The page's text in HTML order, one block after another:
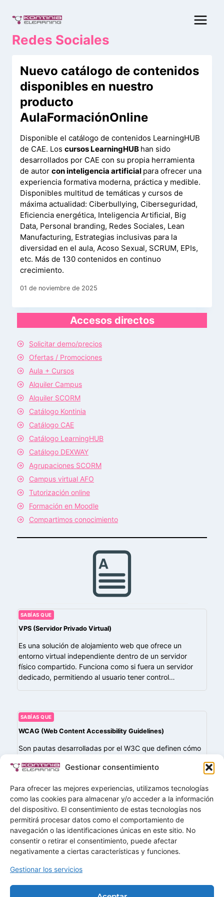
Gestionar consentimiento
Para ofrecer las mejores experiencias, utilizamos tecnologías
como las cookies para almacenar y/o acceder a la información
del dispositivo. El consentimiento de estas tecnologías nos
permitirá procesar datos como el comportamiento de
navegación o las identificaciones únicas en este sitio. No
consentir o retirar el consentimiento, puede afectar
negativamente a ciertas características y funciones.
Gestionar los servicios
contenido
Redes Sociales
Nuevo catálogo de contenidos
disponibles en nuestro
producto
AulaFormaciónOnline
Disponible el catálogo de contenidos LearningHUB
de CAE. Los cursos LearningHUB han sido
desarrollados por CAE con su propia herramienta
de autor con inteligencia artificial para ofrecer una
experiencia formativa moderna, práctica y medible.
Disponibles multitud de temáticas y cursos de
máxima actualidad: Ciberbullying, Ciberseguridad,
Eficiencia energética, Inteligencia Artificial, Big
Data, Personal branding, Redes Sociales, Lean
Manufacturing, Estrategias inclusivas para la
diversidad en el aula, Acoso Sexual, SCRUM, EPIs,
etc. Más de 130 contenidos en continuo
crecimiento.
01 de noviembre de 2025
Accesos directos
Solicitar demo/precios
Ofertas / Promociones
Aula + Cursos
Alquiler Campus
Alquiler SCORM
Catálogo Kontinia
Catálogo CAE
Catálogo LearningHUB
Catálogo DEXWAY
Agrupaciones SCORM
Campus virtual AFO
Tutorización online
Formación en Moodle
Compartimos conocimiento
SABÍAS QUE
VPS (Servidor Privado Virtual)
Es una solución de alojamiento web que ofrece un
entorno virtual independiente dentro de un servidor
físico compartido. Funciona como si fuera un servidor
dedicado, permitiendo al usuario tener control…
SABÍAS QUE
WCAG (Web Content Accessibility Guidelines)
Son pautas desarrolladas por el W3C que definen cómo
cursos de e-learning) sea accesible para personas con
Buscar
Buscar